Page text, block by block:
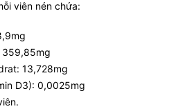
viên nén chứa:
359,85mg
13,728mg
D3): 0,0025mg